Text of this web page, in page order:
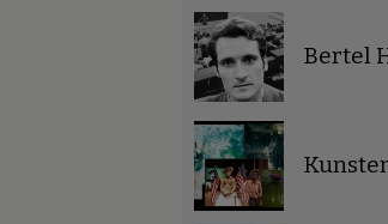
Bertel